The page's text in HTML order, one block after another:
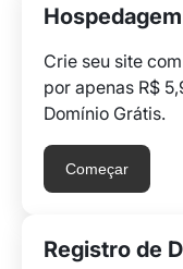
Crie seu site
por apenas R$
Domínio Grátis.
Começar
Registro de